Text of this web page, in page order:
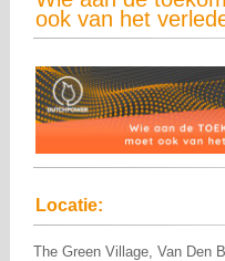
ook van het
Locatie:
The Green Village, Van Den